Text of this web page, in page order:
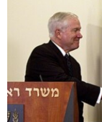
IKUTI KAMI
Bahasa-bahasa